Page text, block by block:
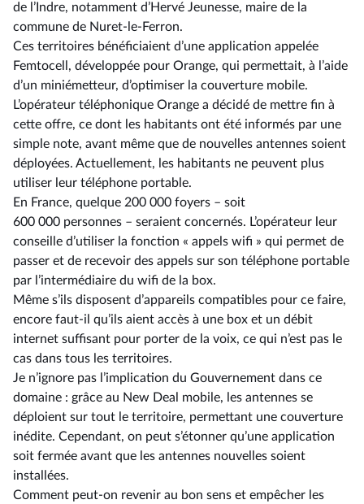
de l’Indre, notamment d’Hervé Jeunesse, maire de la
commune de Nuret-le-Ferron.
Ces territoires bénéficiaient d’une application appelée
Femtocell, développée pour Orange, qui permettait, à l’aide
d’un miniémetteur, d’optimiser la couverture mobile.
L’opérateur téléphonique Orange a décidé de mettre fin à
cette offre, ce dont les habitants ont été informés par une
simple note, avant même que de nouvelles antennes soient
déployées. Actuellement, les habitants ne peuvent plus
utiliser leur téléphone portable.
En France, quelque 200 000 foyers –⁠ soit
600 000 personnes – seraient concernés. L’opérateur leur
conseille d’utiliser la fonction « appels wifi » qui permet de
passer et de recevoir des appels sur son téléphone portable
par l’intermédiaire du wifi de la box.
Même s’ils disposent d’appareils compatibles pour ce faire,
encore faut-il qu’ils aient accès à une box et un débit
internet suffisant pour porter de la voix, ce qui n’est pas le
cas dans tous les territoires.
Je n’ignore pas l’implication du Gouvernement dans ce
domaine : grâce au New Deal mobile, les antennes se
déploient sur tout le territoire, permettant une couverture
inédite. Cependant, on peut s’étonner qu’une application
soit fermée avant que les antennes nouvelles soient
installées.
Comment peut-on revenir au bon sens et empêcher les